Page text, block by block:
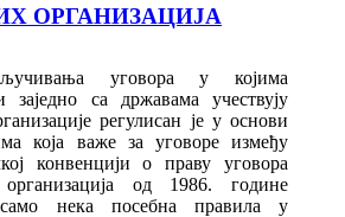
ОРГАНИЗАЦИЈА
уговора у којима
са државама учествују
регулисан је у основи
која важе за уговоре између
конвенцији о праву уговора
организација од 1986. године
нека посебна правила у